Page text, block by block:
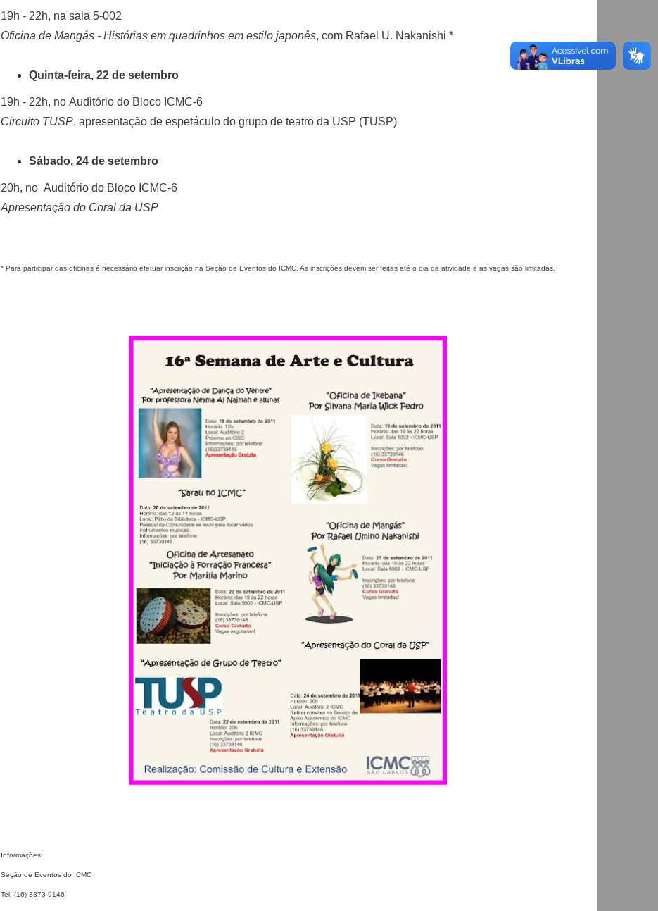
19h - 22h, na sala 5-002
Oficina de Mangás - Histórias em quadrinhos em estilo japonês, com Rafael U. Nakanishi *
Quinta-feira, 22 de setembro
19h - 22h, no Auditório do Bloco ICMC-6
Circuito TUSP, apresentação de espetáculo do grupo de teatro da USP (TUSP)
Sábado, 24 de setembro
20h, no Auditório do Bloco ICMC-6
Apresentação do Coral da USP
* Para participar das oficinas é necessário efetuar inscrição na Seção de Eventos do ICMC. As inscrições devem ser feitas até o dia da atividade e as vagas são limitadas.
Informações:
Seção de Eventos do ICMC
Tel. (16) 3373-9146